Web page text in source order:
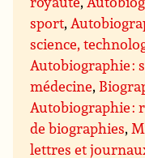
sport,
science,
Autobiographie :
médecine,
Autobiographie :
de biographies,
lettres et